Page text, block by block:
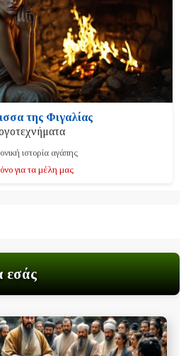
της Φιγαλίας
ιστορία αγάπης
για τα μέλη μας
εσάς